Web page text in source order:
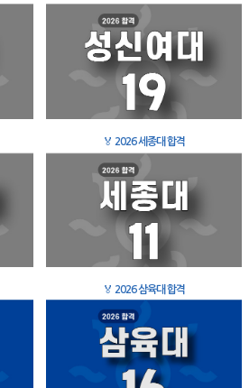
🏅 2026 세종대 합격
🏅 2026 삼육대 합격